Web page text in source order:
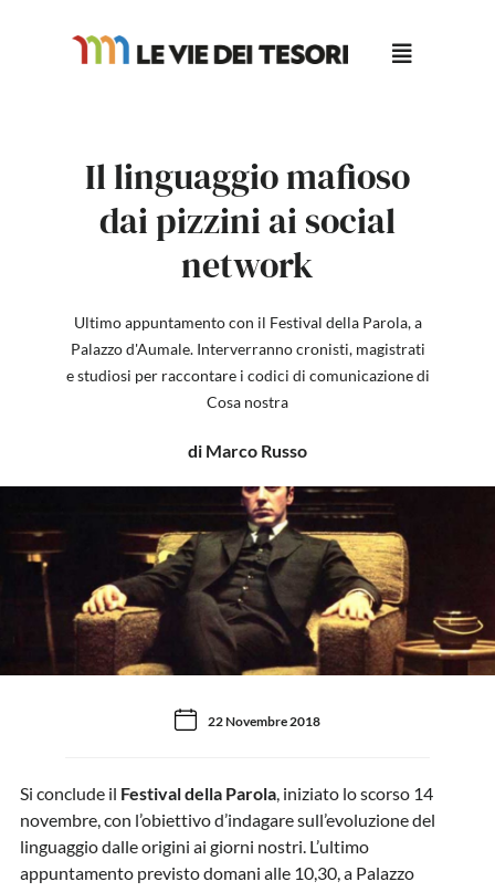
Il linguaggio mafioso
dai pizzini ai social
network
Ultimo appuntamento con il Festival della Parola, a
Palazzo d'Aumale. Interverranno cronisti, magistrati
e studiosi per raccontare i codici di comunicazione di
Cosa nostra
di Marco Russo
22 Novembre 2018
Si conclude il Festival della Parola, iniziato lo scorso 14
novembre, con l’obiettivo d’indagare sull’evoluzione del
linguaggio dalle origini ai giorni nostri. L’ultimo
appuntamento previsto domani alle 10,30, a Palazzo